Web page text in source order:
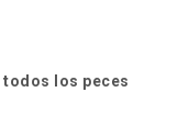
los peces